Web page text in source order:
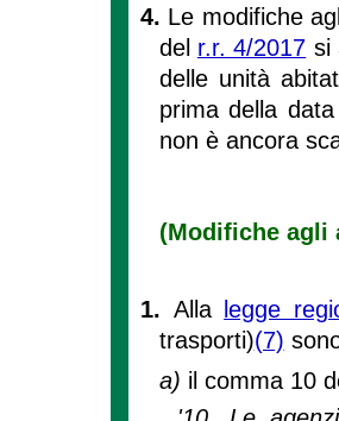
4. Le modifiche
del r.r. 4/2017 si
delle unità
prima della
non è ancora
(Modifiche agli
1. Alla
legge
trasporti)(7)
a) il comma 10